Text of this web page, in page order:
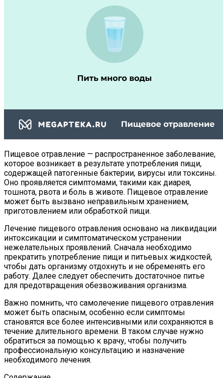
Пищевое отравление — распространенное заболевание,
которое возникает в результате употребления пищи,
содержащей патогенные бактерии, вирусы или токсины.
Оно проявляется симптомами, такими как диарея,
тошнота, рвота и боль в животе. Пищевое отравление
может быть вызвано неправильным хранением,
приготовлением или обработкой пищи.
Лечение пищевого отравления основано на ликвидации
интоксикации и симптоматическом устранении
нежелательных проявлений. Сначала необходимо
прекратить употребление пищи и питьевых жидкостей,
чтобы дать организму отдохнуть и не обременять его
работу. Далее следует обеспечить достаточное питье
для предотвращения обезвоживания организма.
Важно помнить, что самолечение пищевого отравления
может быть опасным, особенно если симптомы
становятся все более интенсивными или сохраняются в
течение длительного времени. В таком случае нужно
обратиться за помощью к врачу, чтобы получить
профессиональную консультацию и назначение
необходимого лечения.